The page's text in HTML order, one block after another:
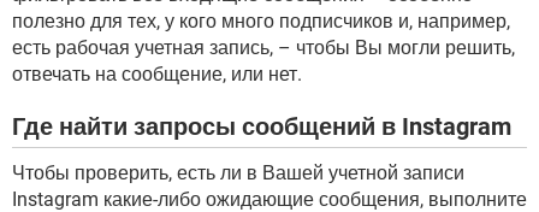
полезно для тех, у кого много подписчиков и, например,
есть рабочая учетная запись, – чтобы Вы могли решить,
отвечать на сообщение, или нет.
Где найти запросы сообщений в Instagram
Чтобы проверить, есть ли в Вашей учетной записи
Instagram какие-либо ожидающие сообщения, выполните